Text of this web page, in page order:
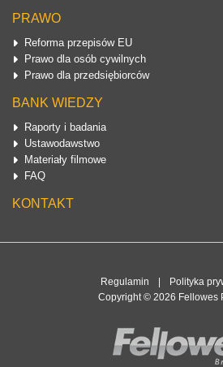
PRAWO
Reforma przepisów EU
Prawo dla osób cywilnych
Prawo dla przedsiębiorców
BANK WIEDZY
Raporty i badania
Ustawodawstwo
Materiały filmowe
FAQ
KONTAKT
Regulamin
Polityka
Copyright © 2026 Fellowes